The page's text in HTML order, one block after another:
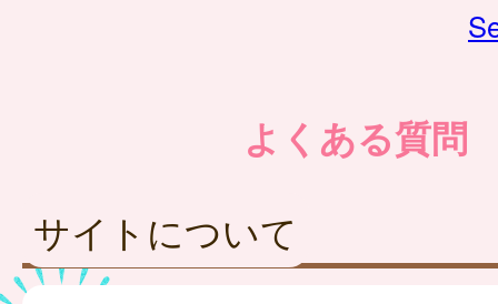
よくある質問
サイトについて